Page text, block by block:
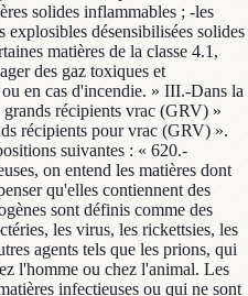
solides inflammables ; -les
explosibles désensibilisées solides
matières de la classe 4.1,
des gaz toxiques et
en cas d'incendie. » III.-Dans la
récipients vrac (GRV) »
récipients pour vrac (GRV) ».
suivantes : « 620.-
on entend les matières dont
qu'elles contiennent des
sont définis comme des
les virus, les rickettsies, les
agents tels que les prions, qui
l'homme ou chez l'animal. Les
infectieuses ou qui ne sont